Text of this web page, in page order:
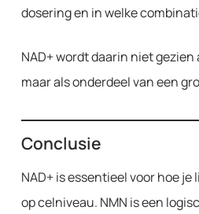
dosering en in welke
NAD+ wordt daarin niet gezien
maar als onderdeel van een
Conclusie
NAD+ is essentieel voor hoe
op celniveau. NMN is een